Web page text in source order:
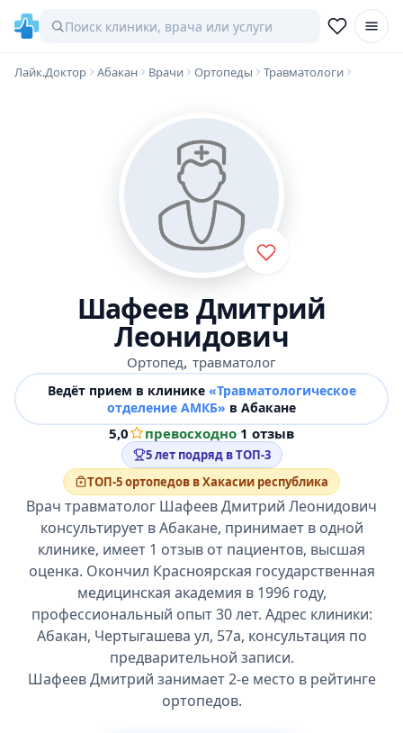
Лайк.Доктор Абакан Врачи Ортопеды Травматологи
Шафеев Дмитрий
Леонидович
Ортопед, травматолог
Ведёт прием в клинике «Травматологическое
отделение АМКБ» в Абакане
5,0 превосходно·1 отзыв
5 лет подряд в ТОП-3
ТОП-5 ортопедов в Хакасии республика
Врач травматолог Шафеев Дмитрий Леонидович
консультирует в Абакане, принимает в одной
клинике, имеет 1 отзыв от пациентов, высшая
оценка. Окончил Красноярская государственная
медицинская академия в 1996 году,
профессиональный опыт 30 лет. Адрес клиники:
Абакан, Чертыгашева ул, 57а, консультация по
предварительной записи.
Шафеев Дмитрий занимает 2-е место в рейтинге
ортопедов.